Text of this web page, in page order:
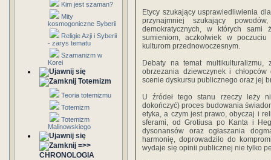
Kim jest szaman?
Mity
kosmogoniczne Syberii
Religie Azji i Syberii
- zarys tematu
Szamanizm w
Korei
Totemizm
Teoria totemizmu
Totemizm
Totemizm
Malinowskiego
=>>
CHRONOLOGIA
Etycy szukający usprawiedliwienia
przynajmniej szukający
demokratycznych, w których
sumieniom, aczkolwiek w
kulturom przednowoczesnym.
Debaty na temat multikulturalizmu,
obrzezania dziewczynek i
scenie dyskursu publicznego oraz jej
U źródeł tego stanu rzeczy leży
dokończyć) proces budowania
etyka, a czym jest prawo, obyczaj i
sferami, od Grotiusa po Kanta i
dysonansów oraz ogłaszania
harmonię, doprowadziło do
wydaje się opinii publicznej nie tylko